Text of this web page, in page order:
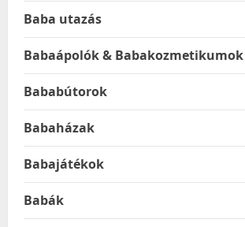
Baba utazás
Babaápolók & Babakozmetikumok
Bababútorok
Babaházak
Babajátékok
Babák